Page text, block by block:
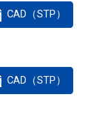
CAD（STP）
CAD（STP）